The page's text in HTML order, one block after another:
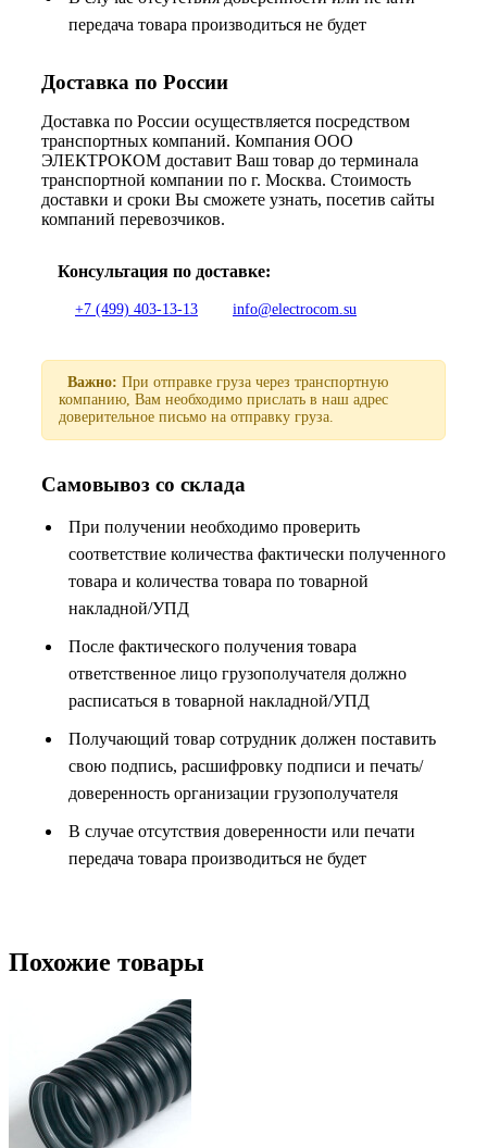
передача товара производиться не будет
Доставка по России
Доставка по России осуществляется посредством
транспортных компаний. Компания ООО
ЭЛЕКТРОКОМ доставит Ваш товар до терминала
транспортной компании по г. Москва. Стоимость
доставки и сроки Вы сможете узнать, посетив сайты
компаний перевозчиков.
Консультация по доставке:
+7 (499) 403-13-13 info@electrocom.su
Важно: При отправке груза через транспортную
компанию, Вам необходимо прислать в наш адрес
доверительное письмо на отправку груза.
Самовывоз со склада
При получении необходимо проверить
соответствие количества фактически полученного
товара и количества товара по товарной
накладной/УПД
После фактического получения товара
ответственное лицо грузополучателя должно
расписаться в товарной накладной/УПД
Получающий товар сотрудник должен поставить
свою подпись, расшифровку подписи и печать/
доверенность организации грузополучателя
В случае отсутствия доверенности или печати
передача товара производиться не будет
Похожие товары